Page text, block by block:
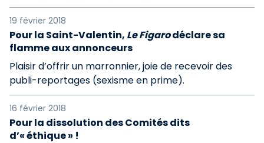
19 février 2018
Pour la Saint-Valentin, Le Figarodéclare sa
flamme aux annonceurs
Plaisir d’offrir un marronnier, joie de recevoir des
publi-reportages (sexisme en prime).
16 février 2018
Pour la dissolution des Comités dits
d’« éthique » !